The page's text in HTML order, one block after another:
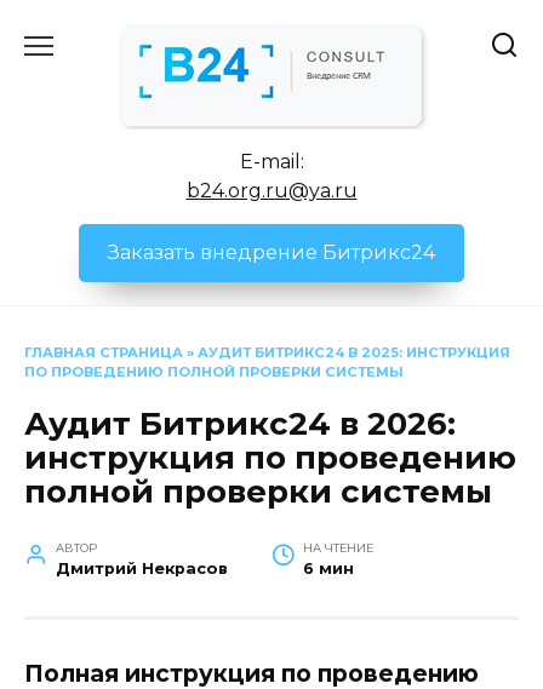
E-mail:
b24.org.ru@ya.ru
Заказать внедрение Битрикс24
ГЛАВНАЯ СТРАНИЦА » АУДИТ БИТРИКС24 В 2025: ИНСТРУКЦИЯ
ПО ПРОВЕДЕНИЮ ПОЛНОЙ ПРОВЕРКИ СИСТЕМЫ
Аудит Битрикс24 в 2026:
инструкция по проведению
полной проверки системы
АВТОР
Дмитрий Некрасов
НА ЧТЕНИЕ
6 мин
Полная инструкция по проведению